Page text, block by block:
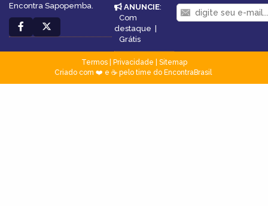
Encontra Sapopemba.
ANUNCIE:
Com
destaque |
Grátis
Termos| Privacidade
Sitemap
Criado com ❤️ e ☕ pelo time do EncontraBrasil